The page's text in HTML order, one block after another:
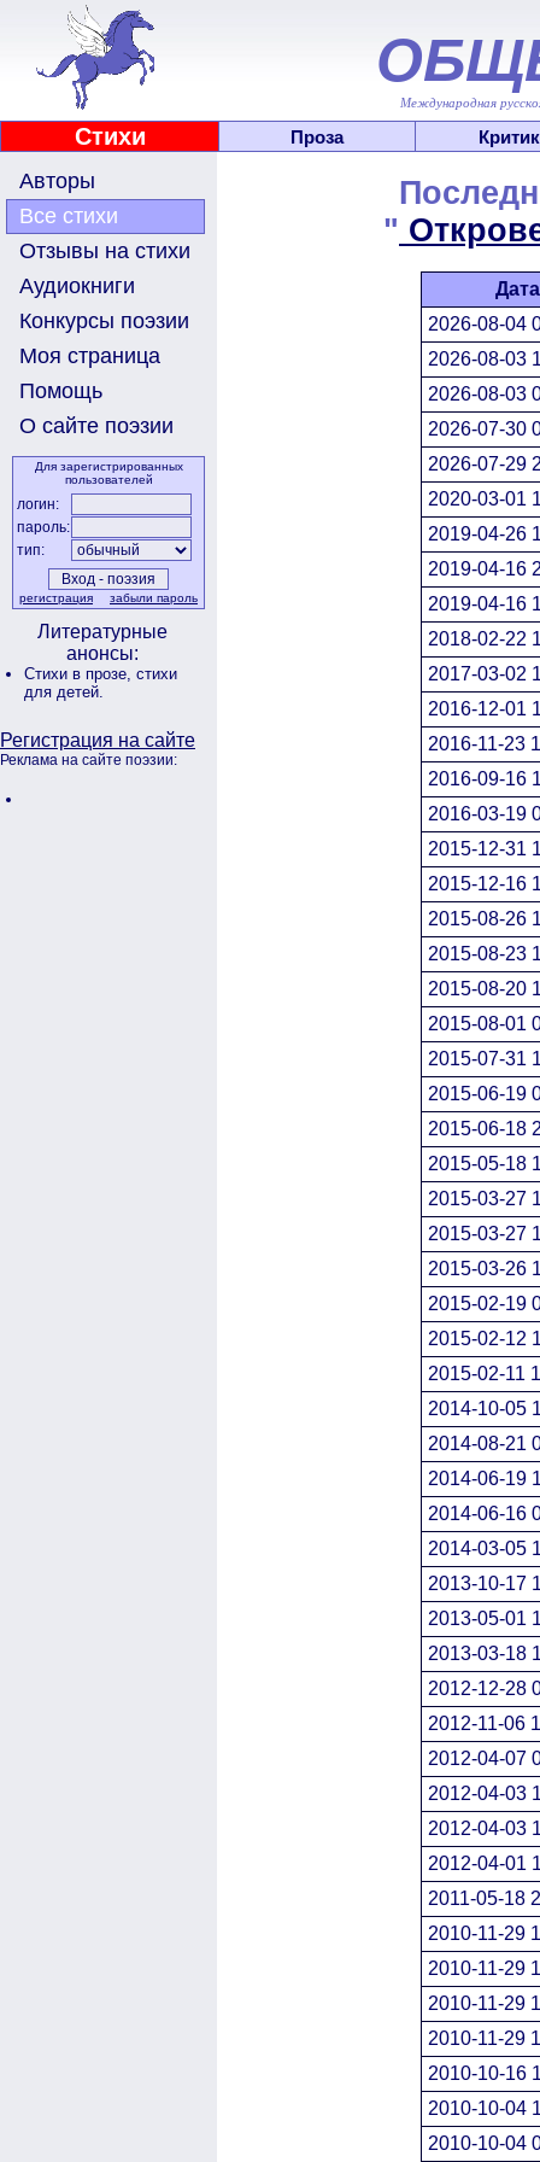
Международная
Стихи Проза
Авторы
Все стихи
Отзывы на стихи
Аудиокниги
Конкурсы поэзии
Моя страница
Помощь
О сайте поэзии
Для зарегистрированных
пользователей
логин:
пароль:
тип:
регистрация забыли пароль
Литературные
анонсы:
Стихи в прозе, стихи
для детей.
Регистрация на сайте
Реклама на сайте поэзии:
"
Дата
2026-08-04
2026-08-03
2026-08-03
2026-07-30
2026-07-29
2020-03-01
2019-04-26
2019-04-16
2019-04-16
2018-02-22
2017-03-02
2016-12-01
2016-11-23
2016-09-16
2016-03-19
2015-12-31
2015-12-16
2015-08-26
2015-08-23
2015-08-20
2015-08-01
2015-07-31
2015-06-19
2015-06-18
2015-05-18
2015-03-27
2015-03-27
2015-03-26
2015-02-19
2015-02-12
2015-02-11
2014-10-05
2014-08-21
2014-06-19
2014-06-16
2014-03-05
2013-10-17
2013-05-01
2013-03-18
2012-12-28
2012-11-06
2012-04-07
2012-04-03
2012-04-03
2012-04-01
2011-05-18
2010-11-29
2010-11-29
2010-11-29
2010-11-29
2010-10-16
2010-10-04
2010-10-04